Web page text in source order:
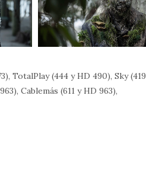
TotalPlay (444 y HD 490), Sky (419
Cablemás (611 y HD 963),